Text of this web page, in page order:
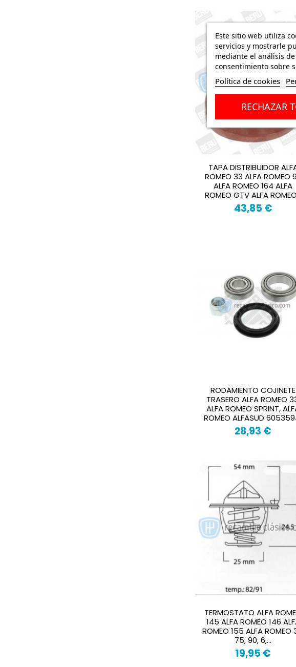
TAPA DISTRIBUIDOR
ROMEO 33 ALFA ROMEO
ALFA ROMEO 164 ALFA
ROMEO GTV ALFA
43,85 €
RODAMIENTO COJINETE
TRASERO ALFA ROMEO
ALFA ROMEO SPRINT,
ROMEO ALFASUD
28,93 €
TERMOSTATO ALFA
145 ALFA ROMEO 146
ROMEO 155 ALFA ROMEO
75, 90, 6,...
19,95 €
Este sitio web utiliza
servicios y mostrarle
mediante el análisis
consentimiento sobre
Política de cookies
RECHAZAR